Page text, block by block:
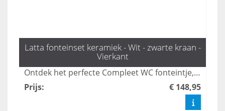
Latta fonteinset keramiek - Wit - zwarte kraan -
Vierkant
Ontdek het perfecte Compleet WC fonteintje, zoals de stijlvolle fonteinset Latta met een moderne zwarte Enhendelkraan en sifon van L'aqua. Bestel snel bij ons voor de mooiste toilet fonteintjes en transformeer jouw toiletruimte met een eigentijdse uitstraling. Creëer een functionele en esthetische toevoeging aan jouw interieur.
Prijs: € 148,95